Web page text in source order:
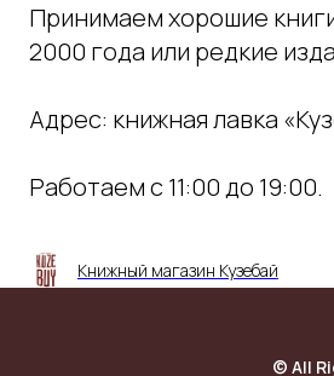
Принимаем хорошие
2000 года или редкие
Адрес: книжная лавка
Работаем с 11:00 до 19:00.
Книжный магазин Кузебай
© All